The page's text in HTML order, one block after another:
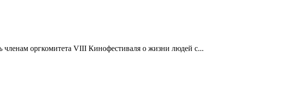
членам оргкомитета VIII Кинофестиваля о жизни людей с...